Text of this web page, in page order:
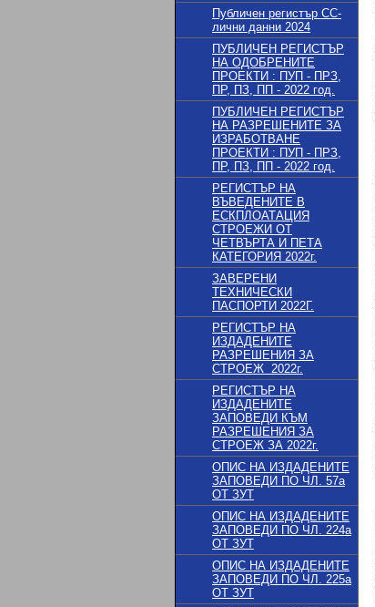
Публичен регистър СС-
лични данни 2024
ПУБЛИЧЕН РЕГИСТЪР
НА ОДОБРЕНИТЕ
ПРОЕКТИ : ПУП - ПРЗ,
ПР, ПЗ, ПП - 2022 год.
ПУБЛИЧЕН РЕГИСТЪР
НА РАЗРЕШЕНИТЕ ЗА
ИЗРАБОТВАНЕ
ПРОЕКТИ : ПУП - ПРЗ,
ПР, ПЗ, ПП - 2022 год.
РЕГИСТЪР НА
ВЪВЕДЕНИТЕ В
ЕСКПЛОАТАЦИЯ
СТРОЕЖИ ОТ
ЧЕТВЪРТА И ПЕТА
КАТЕГОРИЯ 2022г.
ЗАВЕРЕНИ
ТЕХНИЧЕСКИ
ПАСПОРТИ 2022Г.
РЕГИСТЪР НА
ИЗДАДЕНИТЕ
РАЗРЕШЕНИЯ ЗА
СТРОЕЖ 2022г.
РЕГИСТЪР НА
ИЗДАДЕНИТЕ
ЗАПОВЕДИ КЪМ
РАЗРЕШЕНИЯ ЗА
СТРОЕЖ ЗА 2022г.
ОПИС НА ИЗДАДЕНИТЕ
ЗАПОВЕДИ ПО ЧЛ. 57a
ОТ ЗУТ
ОПИС НА ИЗДАДЕНИТЕ
ЗАПОВЕДИ ПО ЧЛ. 224a
ОТ ЗУТ
ОПИС НА ИЗДАДЕНИТЕ
ЗАПОВЕДИ ПО ЧЛ. 225a
ОТ ЗУТ